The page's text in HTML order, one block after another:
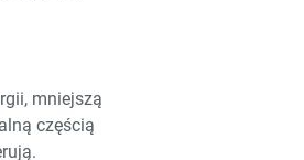
mniejszą
częścią